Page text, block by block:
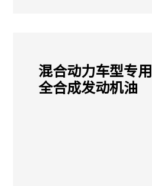
混合动力车型专用
全合成发动机油